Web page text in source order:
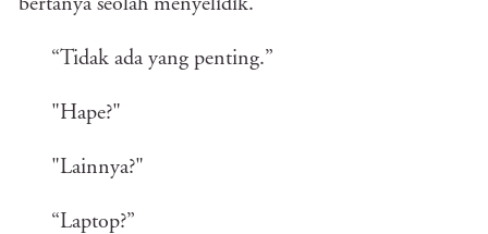
bertanya seolah menyelidik.
“Tidak ada yang penting.”
"Hape?"
"Lainnya?"
“Laptop?”